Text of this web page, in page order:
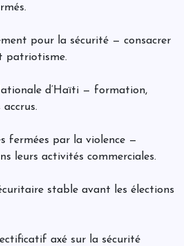
pour la sécurité — consacrer
patriotisme.
d’Haïti — formation,
fermées par la violence —
leurs activités commerciales.
stable avant les élections
axé sur la sécurité